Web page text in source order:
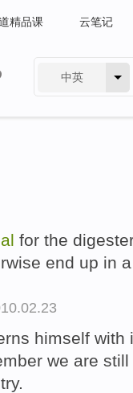
精品课 云笔记
中英
for the
end up in
himself
we are